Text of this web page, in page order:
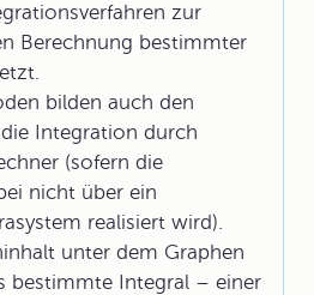
zur
Berechnung bestimmter
bilden auch den
Integration durch
(sofern die
nicht über ein
realisiert wird).
unter dem Graphen
bestimmte Integral – einer